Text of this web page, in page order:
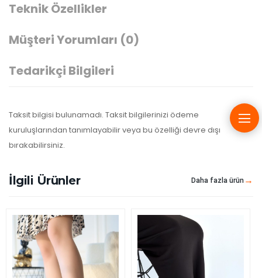
Teknik Özellikler
Müşteri Yorumları (0)
Tedarikçi Bilgileri
Taksit bilgisi bulunamadı. Taksit bilgilerinizi ödeme
kuruluşlarından tanımlayabilir veya bu özelliği devre dışı
bırakabilirsiniz.
İlgili Ürünler Daha fazla ürün